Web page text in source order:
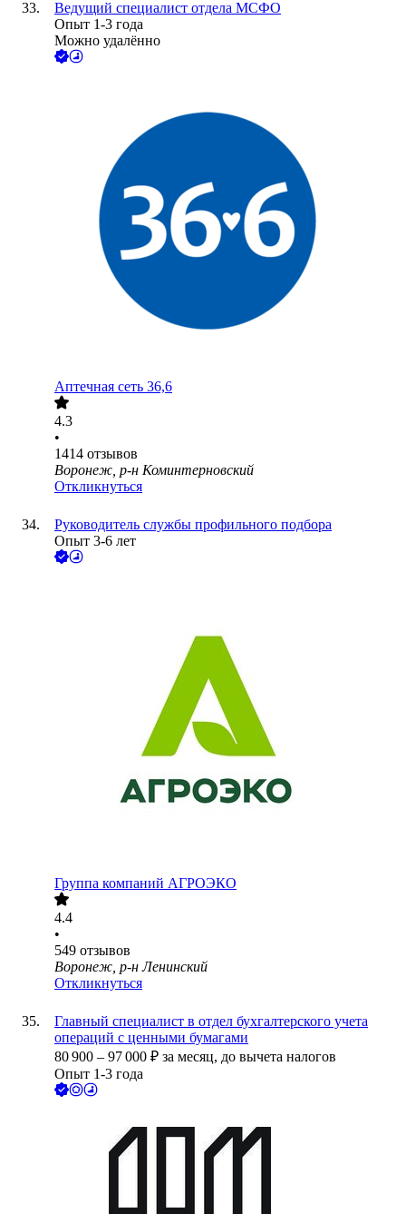
Ведущий специалист отдела МСФО
Опыт 1-3 года
Можно удалённо
Аптечная сеть 36,6
4.3
•
1414 отзывов
Воронеж, р-н Коминтерновский
Откликнуться
Руководитель службы профильного подбора
Опыт 3-6 лет
Группа компаний АГРОЭКО
4.4
•
549 отзывов
Воронеж, р-н Ленинский
Откликнуться
Главный специалист в отдел бухгалтерского учета
операций с ценными бумагами
80 900 – 97 000 ₽ за месяц, до вычета налогов
Опыт 1-3 года